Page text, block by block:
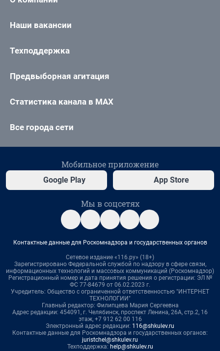
Наши вакансии
Техподдержка
Предвыборная агитация
Статистика канала в MAX
Все города сети
Мобильное приложение
Google Play App Store
Мы в соцсетях
Контактные данные для Роскомнадзора и государственных органов
Сетевое издание «116.ру» (18+)
Зарегистрировано Федеральной службой по надзору в сфере связи,
информационных технологий и массовых коммуникаций (Роскомнадзор)
Регистрационный номер и дата принятия решения о регистрации: ЭЛ №
ФС 77-84679 от 06.02.2023 г.
Учредитель: Общество с ограниченной ответственностью "ИНТЕРНЕТ
ТЕХНОЛОГИИ"
Главный редактор: Филипцева Мария Сергеевна
Адрес редакции: 454091, г. Челябинск, проспект Ленина, 26А, стр.2, 16
этаж, +7 912 62 00 116
Электронный адрес редакции: 116@shkulev.ru
Контактные данные для Роскомнадзора и государственных органов:
juristchel@shkulev.ru
Техподдержка: help@shkulev.ru